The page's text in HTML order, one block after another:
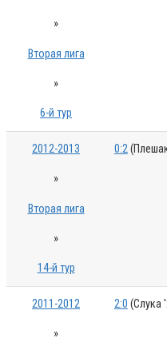
»
Вторая лига
»
6-й тур
2012-2013
»
Вторая лига
»
14-й тур
0:2
2011-2012
»
2:0 (Слука